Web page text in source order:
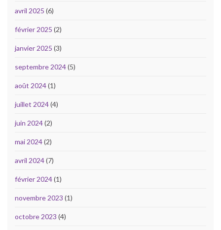
avril 2025 (6)
février 2025 (2)
janvier 2025 (3)
septembre 2024(5)
août 2024(1)
juillet 2024(4)
juin 2024(2)
mai 2024(2)
avril 2024(7)
février 2024(1)
novembre 2023 (1)
octobre 2023 (4)